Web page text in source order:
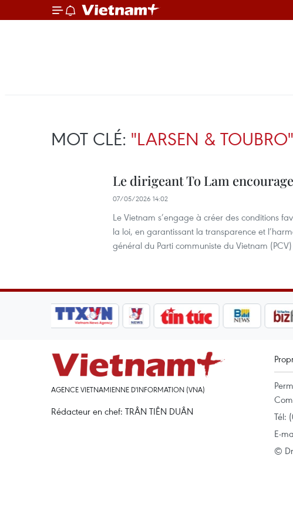
MOT CLÉ: "LARSEN & TOUBRO"
Le dirigeant To Lam
07/05/2026 14:02
Le Vietnam s’engage à créer des conditions
la loi, en garantissant la transparence et
général du Parti communiste du Vietnam
AGENCE VIETNAMIENNE D'INFORMATION (VNA)
Rédacteur en chef: TRÂN TIÊN DUÂN
Tél:
E-
©